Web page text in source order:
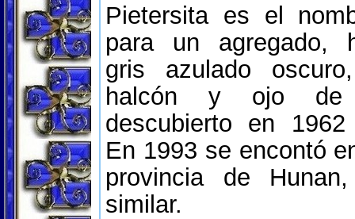
Pietersita es el
para un agregado,
gris azulado
halcón y ojo de
descubierto en
En 1993 se encontó
provincia de
similar.